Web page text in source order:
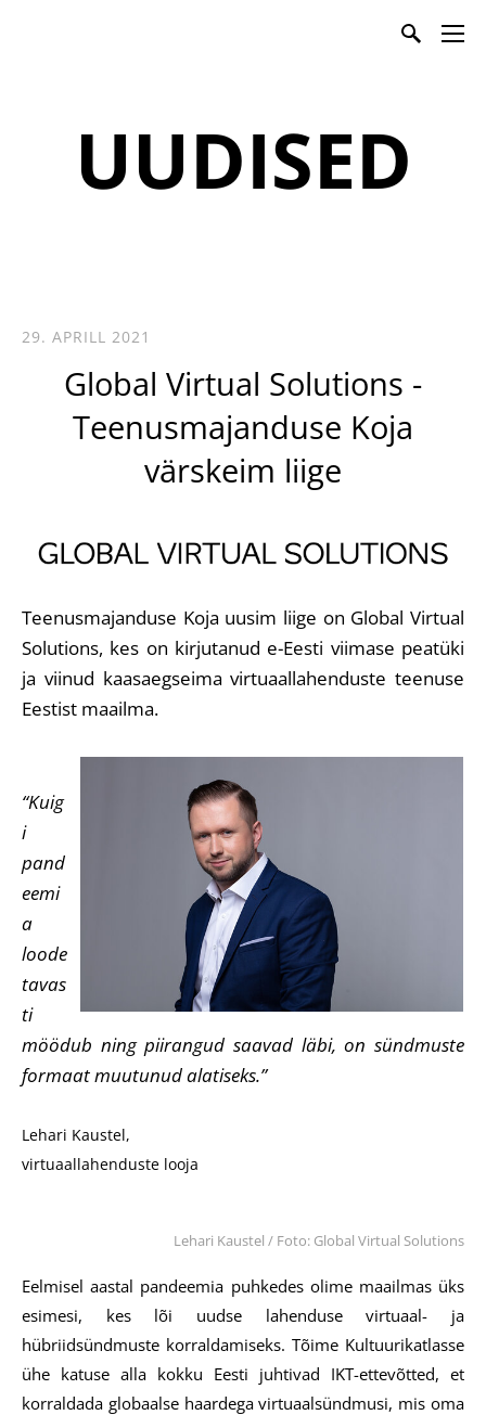
UUDISED
29. APRILL 2021
Global Virtual Solutions -
Teenusmajanduse Koja
värskeim liige
Teenusmajanduse Koja uusim liige on Global Virtual
Solutions, kes on kirjutanud e-Eesti viimase peatüki
ja viinud kaasaegseima virtuaallahenduste teenuse
Eestist maailma.
“Kuig
i
pand
eemi
a
loode
tavas
ti
möödub ning piirangud saavad läbi, on sündmuste
formaat muutunud alatiseks.”
Lehari Kaustel,
virtuaallahenduste looja
Lehari Kaustel / Foto: Global Virtual Solutions
Eelmisel aastal pandeemia puhkedes olime maailmas üks
esimesi, kes lõi uudse lahenduse virtuaal- ja
hübriidsündmuste korraldamiseks. Tõime Kultuurikatlasse
ühe katuse alla kokku Eesti juhtivad IKT-ettevõtted, et
korraldada globaalse haardega virtuaalsündmusi, mis oma